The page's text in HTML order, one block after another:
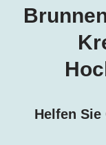
Helfen